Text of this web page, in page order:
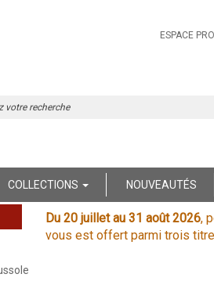
ESPACE
COLLECTIONS NOUVEAUTÉS
Du 20 juillet au 31 août 2026,
vous est offert parmi trois